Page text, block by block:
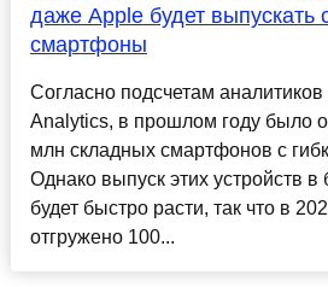
даже Apple будет выпускать
смартфоны
Согласно подсчетам
Analytics, в прошлом году было
млн складных смартфонов с
Однако выпуск этих устройств
будет быстро расти, так что в
отгружено 100...